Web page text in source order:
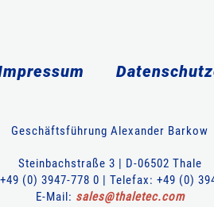
Geschäftsführung Alexander Barkow
Steinbachstraße 3 | D-06502 Thale
(0) 3947-778 0 | Telefax: +49 (0)
E-Mail: sales@thaletec.com